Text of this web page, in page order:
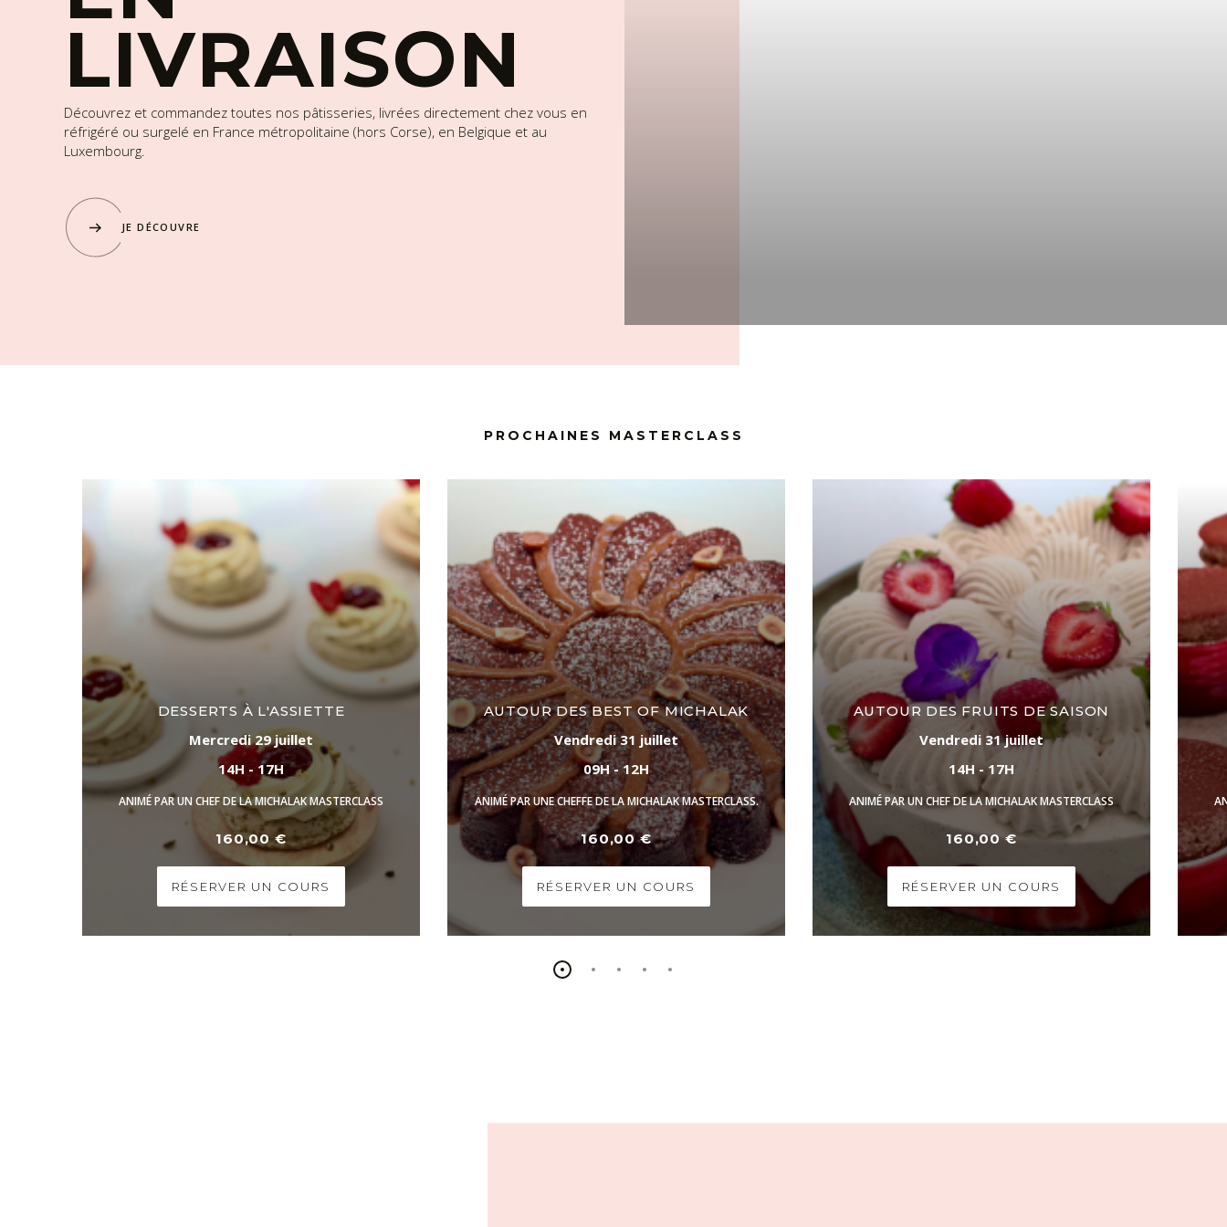
LIVRAISON
Découvrez et commandez toutes nos pâtisseries, livrées directement chez vous en
réfrigéré ou surgelé en France métropolitaine (hors Corse), en Belgique et au
Luxembourg.
JE DÉCOUVRE
PROCHAINES MASTERCLASS
DESSERTS À L'ASSIETTE
Mercredi 29 juillet
14H - 17H
ANIMÉ PAR UN CHEF DE LA MICHALAK MASTERCLASS
160,00 €
RÉSERVER UN COURS
AUTOUR DES BEST OF MICHALAK
Vendredi 31 juillet
09H - 12H
ANIMÉ PAR UNE CHEFFE DE LA MICHALAK MASTERCLASS.
160,00 €
RÉSERVER UN COURS
AUTOUR DES FRUITS DE SAISON
Vendredi 31 juillet
14H - 17H
ANIMÉ PAR UN CHEF DE LA MICHALAK MASTERCLASS
160,00 €
RÉSERVER UN COURS